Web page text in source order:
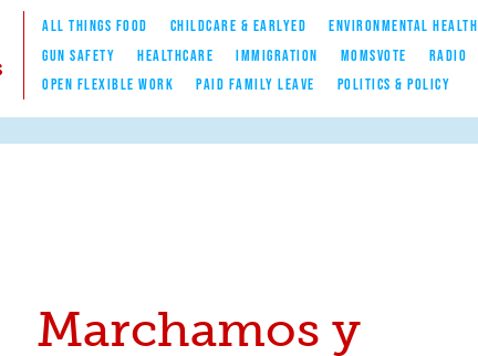
ALL THINGS FOOD CHILDCARE & EARLYED
ENVIRONMENTAL HEALTH
GUN SAFETY
HEALTHCARE IMMIGRATION MOMSVOTE
RADIO
OPEN FLEXIBLE WORK
PAID FAMILY LEAVE POLITICS & POLICY
Marchamos y